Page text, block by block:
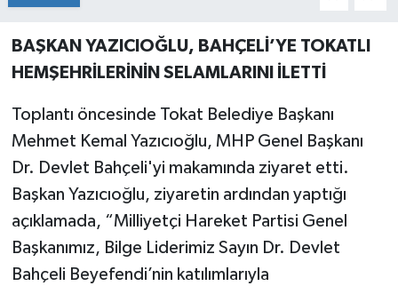
BAŞKAN YAZICIOĞLU, BAHÇELİ’YE TOKATLI
HEMŞEHRİLERİNİN SELAMLARINI İLETTİ
Toplantı öncesinde Tokat Belediye Başkanı
Mehmet Kemal Yazıcıoğlu, MHP Genel Başkanı
Dr. Devlet Bahçeli'yi makamında ziyaret etti.
Başkan Yazıcıoğlu, ziyaretin ardından yaptığı
açıklamada, “Milliyetçi Hareket Partisi Genel
Başkanımız, Bilge Liderimiz Sayın Dr. Devlet
Bahçeli Beyefendi’nin katılımlarıyla